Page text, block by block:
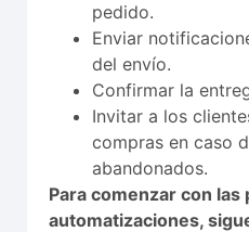
pedido.
Enviar
del envío.
Confirmar la
Invitar a los
compras en caso
abandonados.
Para comenzar con las
automatizaciones,